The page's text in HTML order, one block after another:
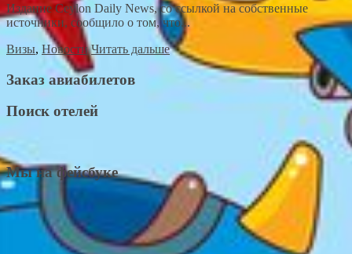
Издание Ceylon Daily News, со ссылкой на собственные
источники, сообщило о том, что...
Визы, Новости Читать дальше
Заказ авиабилетов
Поиск отелей
Мы на фейсбуке